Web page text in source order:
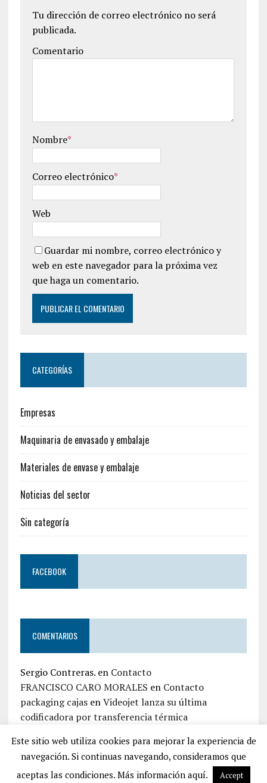
Tu dirección de correo electrónico no será
publicada.
Comentario
Nombre*
Correo electrónico*
Web
Guardar mi nombre, correo electrónico y
web en este navegador para la próxima vez
que haga un comentario.
CATEGORÍAS
Empresas
Maquinaria de envasado y embalaje
Materiales de envase y embalaje
Noticias del sector
Sin categoría
FACEBOOK
COMENTARIOS
Sergio Contreras.en Contacto
FRANCISCO CARO MORALES en Contacto
packaging cajasenVideojet lanza su última
codificadora por transferencia térmica
Iván Top EmbalajeenContacto
Este sitio web utiliza cookies para mejorar la experiencia de
navegación. Si continuas navegando, consideramos que
aceptas las condiciones. Más información aquí.
Accept